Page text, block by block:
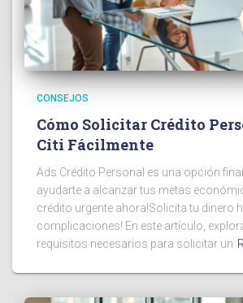
CONSEJOS
Cómo Solicitar Crédito
Citi Fácilmente
Ads Crédito Personal es una opción
ayudarte a alcanzar tus metas
crédito urgente ahora!Solicita tu dinero
complicaciones! En este artículo,
requisitos necesarios para solicitar un